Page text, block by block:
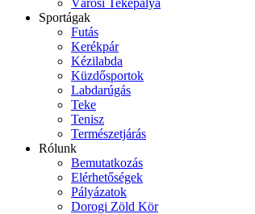
Városi Tekepálya
Sportágak
Futás
Kerékpár
Kézilabda
Küzdősportok
Labdarúgás
Teke
Tenisz
Természetjárás
Rólunk
Bemutatkozás
Elérhetőségek
Pályázatok
Dorogi Zöld Kör